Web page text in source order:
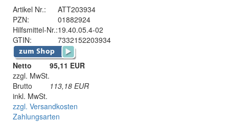
Artikel Nr.:
ATT203934
PZN:
01882924
Hilfsmittel-Nr.:19.40.05.4-02
GTIN:
7332152203934
Netto
95,11 EUR
zzgl. MwSt.
Brutto
113,18 EUR
inkl. MwSt.
zzgl. Versandkosten
Zahlungsarten